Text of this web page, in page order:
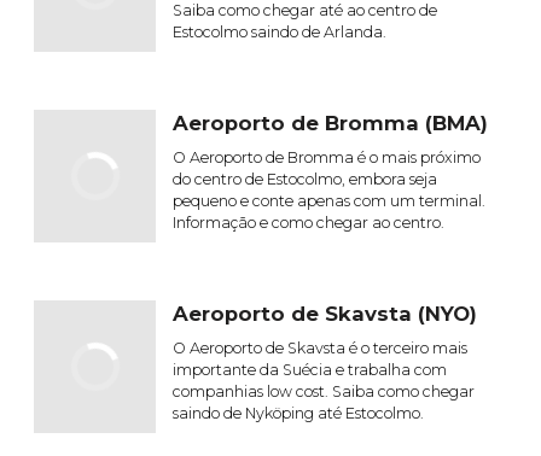
Saiba como chegar até ao centro de
Estocolmo saindo de Arlanda.
Aeroporto de Bromma (BMA)
O Aeroporto de Bromma é o mais próximo
do centro de Estocolmo, embora seja
pequeno e conte apenas com um terminal.
Informação e como chegar ao centro.
Aeroporto de Skavsta (NYO)
O Aeroporto de Skavsta é o terceiro mais
importante da Suécia e trabalha com
companhias low cost. Saiba como chegar
saindo de Nyköping até Estocolmo.